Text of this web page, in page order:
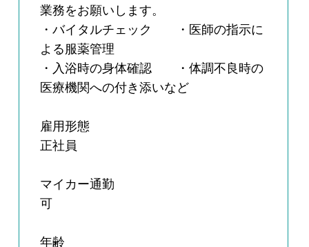
業務をお願いします。
・バイタルチェック ・医師の指示に
よる服薬管理
・入浴時の身体確認 ・体調不良時の
医療機関への付き添いなど
雇用形態
正社員
マイカー通勤
可
年齢